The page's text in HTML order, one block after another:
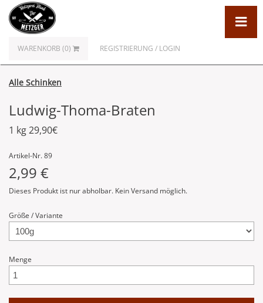
WARENKORB (0) REGISTRIERUNG / LOGIN
Alle Schinken
Ludwig-Thoma-Braten
1 kg 29,90€
Artikel-Nr. 89
2,99 €
Dieses Produkt ist nur abholbar. Kein Versand möglich.
Größe / Variante
Menge